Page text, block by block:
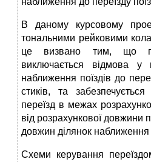
В даному курсовому
тональними рейковими
це визвано тим, що
виключається відмова у
наближення поїздів до
стиків, та
переїзд в межах
від розрахункової довжини
довжин ділянок наближення
Схеми керування